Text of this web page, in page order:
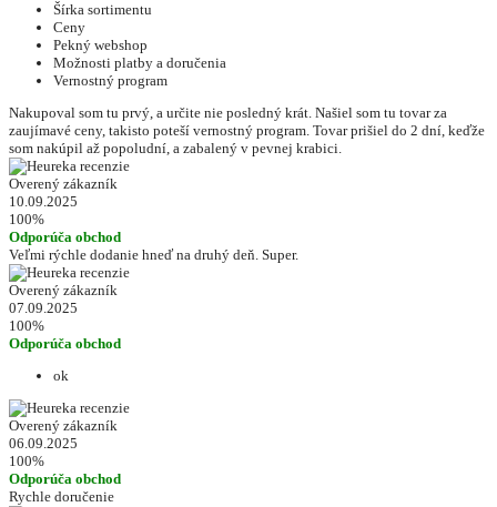
Šírka sortimentu
Ceny
Pekný webshop
Možnosti platby a doručenia
Vernostný program
Nakupoval som tu prvý, a určite nie posledný krát. Našiel som tu tovar za
zaujímavé ceny, takisto poteší vernostný program. Tovar prišiel do 2 dní, keďže
som nakúpil až popoludní, a zabalený v pevnej krabici.
Overený zákazník
10.09.2025
100%
Odporúča obchod
Veľmi rýchle dodanie hneď na druhý deň. Super.
Overený zákazník
07.09.2025
100%
Odporúča obchod
ok
Overený zákazník
06.09.2025
100%
Odporúča obchod
Rychle doručenie